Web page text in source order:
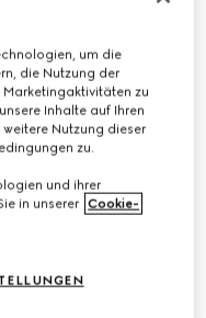
um die
die Nutzung der
Marketingaktivitäten zu
Inhalte auf Ihren
Nutzung dieser
zu.
und ihrer
in unserer Cookie-